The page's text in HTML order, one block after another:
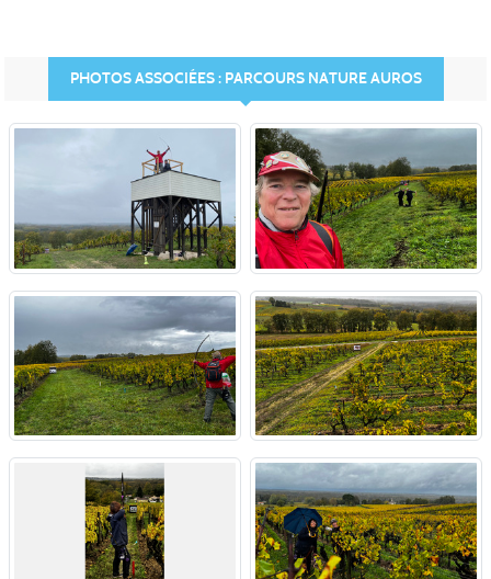
PHOTOS ASSOCIÉES : PARCOURS NATURE AUROS